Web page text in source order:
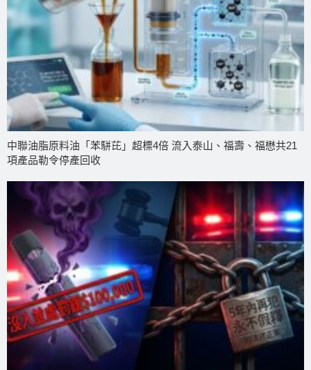
中聯油脂原料油「苯駢芘」超標4倍 流入泰山、福壽、福懋共21
項產品勒令停產回收